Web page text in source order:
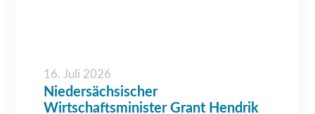
16. Juli 2026
Niedersächsischer
Wirtschaftsminister Grant Hendrik